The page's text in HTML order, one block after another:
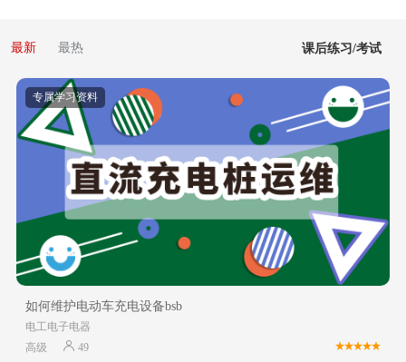
最新 最热 课后练习/考试
专属学习资料
如何维护电动车充电设备bsb
电工电子电器
高级
49